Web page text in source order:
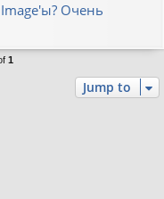
Очень
1
Jump to